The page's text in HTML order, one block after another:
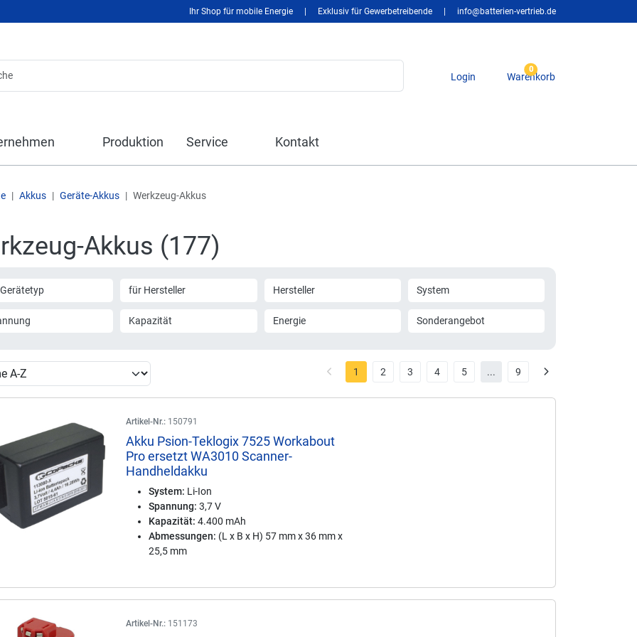
Ihr Shop für mobile Energie Exklusiv für Gewerbetreibende info@batterien-vertrieb.de
Login
0
Warenkorb
Produktion Service Kontakt
Akkus Geräte-Akkus Werkzeug-Akkus
Akkus (177)
für Hersteller Hersteller System
Kapazität Energie Sonderangebot
1 2 3 4 5 ... 9
Artikel-Nr.: 150791
Akku Psion-Teklogix 7525 Workabout
Pro ersetzt WA3010 Scanner-
Handheldakku
System: Li-Ion
Spannung: 3,7 V
Kapazität: 4.400 mAh
Abmessungen: (L x B x H) 57 mm x 36 mm x
25,5 mm
Artikel-Nr.: 151173